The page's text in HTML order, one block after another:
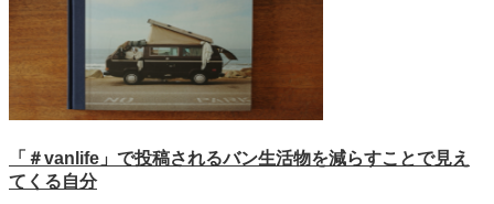
「＃vanlife」で投稿されるバン生活物を減らすことで見え
てくる自分